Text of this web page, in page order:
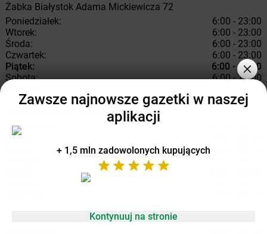
Żabka Białystok Adama Mickiewicza 72
Poniedziałek:
6:00 - 23:00
Wtorek:
6:00 - 23:00
Środa:
6:00 - 23:00
Czwartek:
6:00 - 23:00
Piątek:
6:00 - 23:00
Sobota:
6:00 - 23:00
Niemeńska 6
Poniedziałek:
Wtorek:
Elizy Orzeszkowej 17
Zawsze najnowsze gazetki w naszej
aplikacji
+ 1,5 mln zadowolonych kupujących
Kontynuuj na stronie